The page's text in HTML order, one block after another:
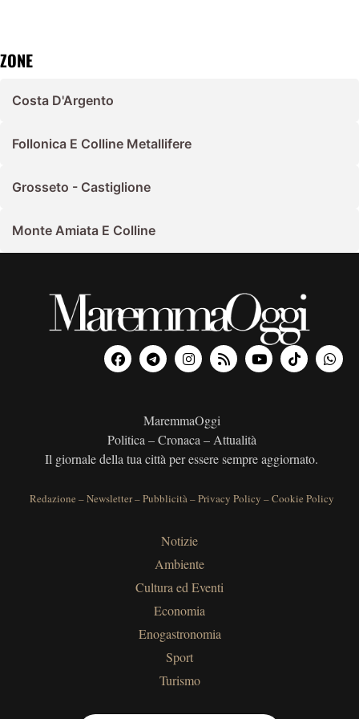
ZONE
Costa D'Argento
Follonica E Colline Metallifere
Grosseto - Castiglione
Monte Amiata E Colline
MaremmaOggi
Politica – Cronaca – Attualità
Il giornale della tua città per essere sempre aggiornato.
Redazione –Newsletter–Pubblicità–Privacy Policy –Cookie Policy
Notizie
Ambiente
Cultura ed Eventi
Economia
Enogastronomia
Sport
Turismo